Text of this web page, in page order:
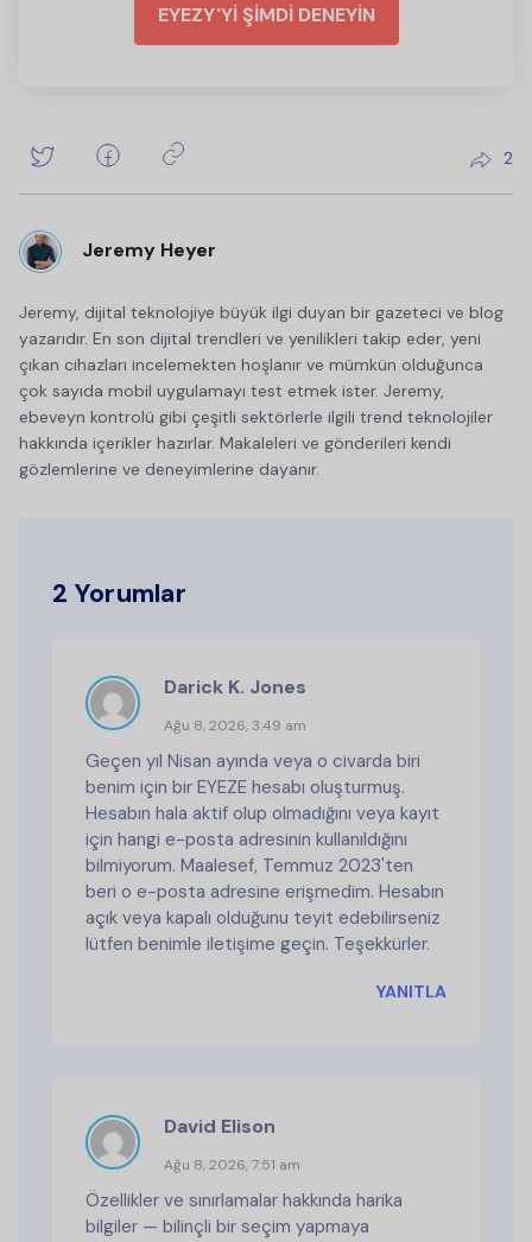
EYEZY'Yİ ŞİMDİ DENEYİN
2
Jeremy Heyer
Jeremy, dijital teknolojiye büyük ilgi duyan bir gazeteci ve blog
yazarıdır. En son dijital trendleri ve yenilikleri takip eder, yeni
çıkan cihazları incelemekten hoşlanır ve mümkün olduğunca
çok sayıda mobil uygulamayı test etmek ister. Jeremy,
ebeveyn kontrolü gibi çeşitli sektörlerle ilgili trend teknolojiler
hakkında içerikler hazırlar. Makaleleri ve gönderileri kendi
gözlemlerine ve deneyimlerine dayanır.
2 Yorumlar
Darick K. Jones
Ağu 8, 2026, 3:49 am
Geçen yıl Nisan ayında veya o civarda biri
benim için bir EYEZE hesabı oluşturmuş.
Hesabın hala aktif olup olmadığını veya kayıt
için hangi e-posta adresinin kullanıldığını
bilmiyorum. Maalesef, Temmuz 2023'ten
beri o e-posta adresine erişmedim. Hesabın
açık veya kapalı olduğunu teyit edebilirseniz
lütfen benimle iletişime geçin. Teşekkürler.
YANITLA
David Elison
Ağu 8, 2026, 7:51 am
Özellikler ve sınırlamalar hakkında harika
bilgiler — bilinçli bir seçim yapmaya